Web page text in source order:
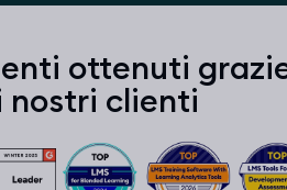
ottenuti
clienti